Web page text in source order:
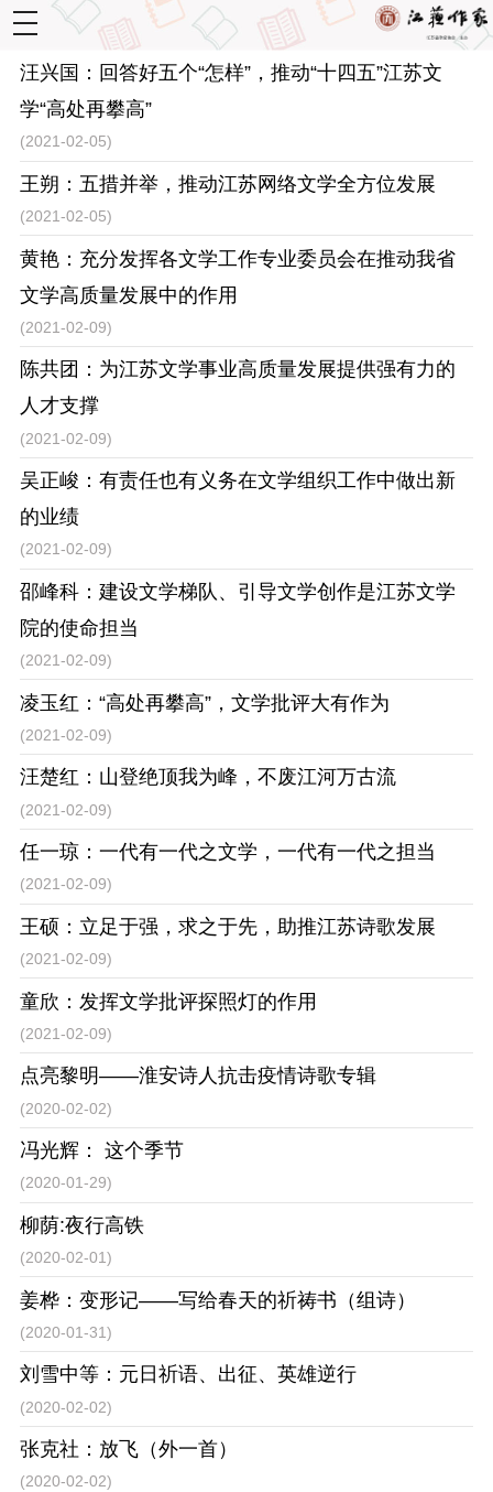
toggle
navigation
汪兴国：回答好五个“怎样”，推动“十四五”江苏文
学“高处再攀高”
(2021-02-05)
王朔：五措并举，推动江苏网络文学全方位发展
(2021-02-05)
黄艳：充分发挥各文学工作专业委员会在推动我省
文学高质量发展中的作用
(2021-02-09)
陈共团：为江苏文学事业高质量发展提供强有力的
人才支撑
(2021-02-09)
吴正峻：有责任也有义务在文学组织工作中做出新
的业绩
(2021-02-09)
邵峰科：建设文学梯队、引导文学创作是江苏文学
院的使命担当
(2021-02-09)
凌玉红：“高处再攀高”，文学批评大有作为
(2021-02-09)
汪楚红：山登绝顶我为峰，不废江河万古流
(2021-02-09)
任一琼：一代有一代之文学，一代有一代之担当
(2021-02-09)
王硕：立足于强，求之于先，助推江苏诗歌发展
(2021-02-09)
童欣：发挥文学批评探照灯的作用
(2021-02-09)
点亮黎明——淮安诗人抗击疫情诗歌专辑
(2020-02-02)
冯光辉： 这个季节
(2020-01-29)
柳荫:夜行高铁
(2020-02-01)
姜桦：变形记——写给春天的祈祷书（组诗）
(2020-01-31)
刘雪中等：元日祈语、出征、英雄逆行
(2020-02-02)
张克社：放飞（外一首）
(2020-02-02)